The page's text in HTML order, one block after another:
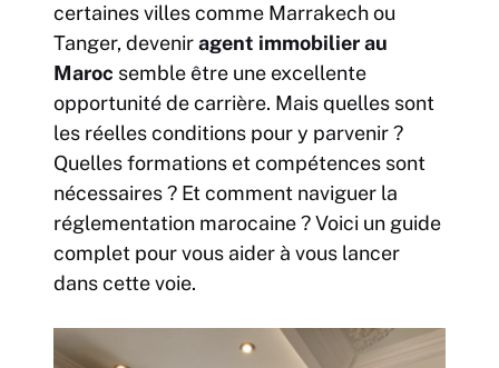
certaines villes comme Marrakech ou
Tanger, deveniragent immobilier au
Maroc semble être une excellente
opportunité de carrière. Mais quelles sont
les réelles conditions pour y parvenir ?
Quelles formations et compétences sont
nécessaires ? Et comment naviguer la
réglementation marocaine ? Voici un guide
complet pour vous aider à vous lancer
dans cette voie.